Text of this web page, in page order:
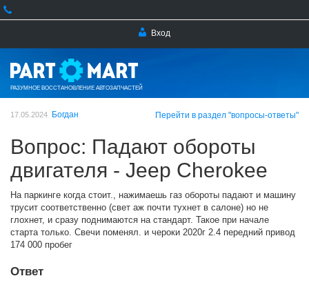
Вход
РАЗУМНОЕ ВОССТАНОВЛЕНИЕ АВТОЗАПЧАСТЕЙ
17.05.2024 Богдан Перейти в раздел "вопросы-ответы"
Вопрос: Падают обороты
двигателя - Jeep Cherokee
На паркинге когда стоит., нажимаешь газ обороты падают и машину
трусит соответственно (свет аж почти тухнет в салоне) но не
глохнет, и сразу поднимаются на стандарт. Такое при начале
старта только. Свечи поменял. и чероки 2020г 2.4 передний привод
174 000 пробег
Ответ